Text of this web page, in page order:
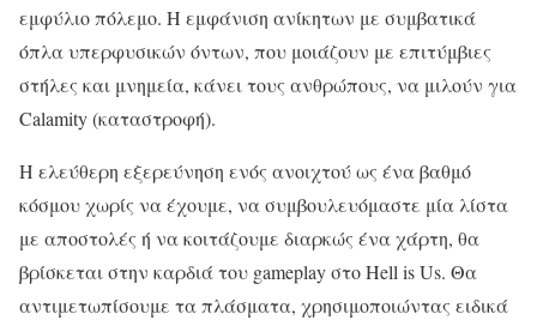
εμφύλιο πόλεμο. Η εμφάνιση ανίκητων με συμβατικά
όπλα υπερφυσικών όντων, που μοιάζουν με επιτύμβιες
στήλες και μνημεία, κάνει τους ανθρώπους, να μιλούν για
Calamity (καταστροφή).
Η ελεύθερη εξερεύνηση ενός ανοιχτού ως ένα βαθμό
κόσμου χωρίς να έχουμε, να συμβουλευόμαστε μία λίστα
με αποστολές ή να κοιτάζουμε διαρκώς ένα χάρτη, θα
βρίσκεται στην καρδιά του gameplay στο Hell is Us. Θα
αντιμετωπίσουμε τα πλάσματα, χρησιμοποιώντας ειδικά